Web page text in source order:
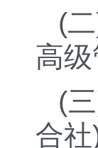
(
高级
(
合